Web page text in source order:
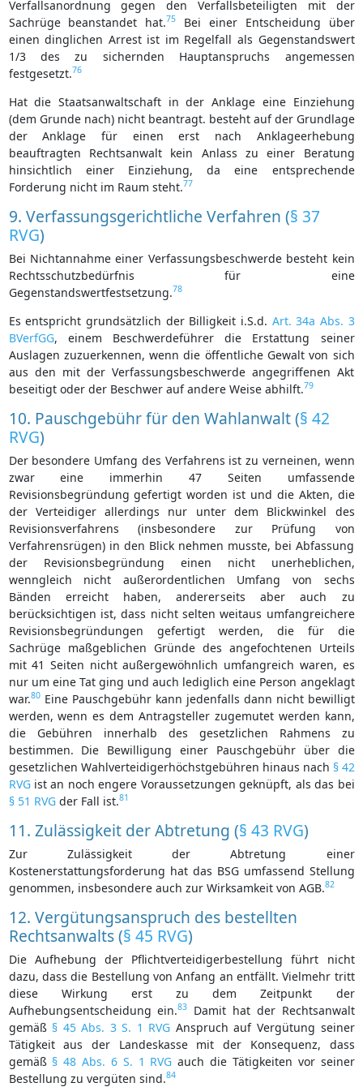
Verfallsanordnung gegen den Verfallsbeteiligten mit der
Sachrüge beanstandet hat.75
Bei einer Entscheidung über
einen dinglichen Arrest ist im Regelfall als Gegenstandswert
1/3 des zu sichernden Hauptanspruchs angemessen
festgesetzt.76
Hat die Staatsanwaltschaft in der Anklage eine Einziehung
(dem Grunde nach) nicht beantragt. besteht auf der Grundlage
der Anklage für einen erst nach Anklageerhebung
beauftragten Rechtsanwalt kein Anlass zu einer Beratung
hinsichtlich einer Einziehung, da eine entsprechende
Forderung nicht im Raum steht.77
9. Verfassungsgerichtliche Verfahren (§ 37
RVG)
Bei Nichtannahme einer Verfassungsbeschwerde besteht kein
Rechtsschutzbedürfnis für eine
Gegenstandswertfestsetzung.78
Es entspricht grundsätzlich der Billigkeit i.S.d. Art. 34a Abs. 3
BVerfGG, einem Beschwerdeführer die Erstattung seiner
Auslagen zuzuerkennen, wenn die öffentliche Gewalt von sich
aus den mit der Verfassungsbeschwerde angegriffenen Akt
beseitigt oder der Beschwer auf andere Weise abhilft.79
10. Pauschgebühr für den Wahlanwalt (§ 42
RVG)
Der besondere Umfang des Verfahrens ist zu verneinen, wenn
zwar eine immerhin 47 Seiten umfassende
Revisionsbegründung gefertigt worden ist und die Akten, die
der Verteidiger allerdings nur unter dem Blickwinkel des
Revisionsverfahrens (insbesondere zur Prüfung von
Verfahrensrügen) in den Blick nehmen musste, bei Abfassung
der Revisionsbegründung einen nicht unerheblichen,
wenngleich nicht außerordentlichen Umfang von sechs
Bänden erreicht haben, andererseits aber auch zu
berücksichtigen ist, dass nicht selten weitaus umfangreichere
Revisionsbegründungen gefertigt werden, die für die
Sachrüge maßgeblichen Gründe des angefochtenen Urteils
mit 41 Seiten nicht außergewöhnlich umfangreich waren, es
nur um eine Tat ging und auch lediglich eine Person angeklagt
war.80Eine Pauschgebühr kann jedenfalls dann nicht bewilligt
werden, wenn es dem Antragsteller zugemutet werden kann,
die Gebühren innerhalb des gesetzlichen Rahmens zu
bestimmen. Die Bewilligung einer Pauschgebühr über die
gesetzlichen Wahlverteidigerhöchstgebühren hinaus nach § 42
RVGist an noch engere Voraussetzungen geknüpft, als das bei
§ 51 RVGder Fall ist.81
11. Zulässigkeit der Abtretung (§ 43 RVG)
Zur Zulässigkeit der Abtretung einer
Kostenerstattungsforderung hat das BSG umfassend Stellung
genommen, insbesondere auch zur Wirksamkeit von AGB.82
12. Vergütungsanspruch des bestellten
Rechtsanwalts (§ 45 RVG)
Die Aufhebung der Pflichtverteidigerbestellung führt nicht
dazu, dass die Bestellung von Anfang an entfällt. Vielmehr tritt
diese Wirkung erst zu dem Zeitpunkt der
Aufhebungsentscheidung ein.83
Damit hat der Rechtsanwalt
gemäß § 45 Abs. 3 S. 1 RVG Anspruch auf Vergütung seiner
Tätigkeit aus der Landeskasse mit der Konsequenz, dass
gemäß § 48 Abs. 6 S. 1 RVG auch die Tätigkeiten vor seiner
Bestellung zu vergüten sind.84